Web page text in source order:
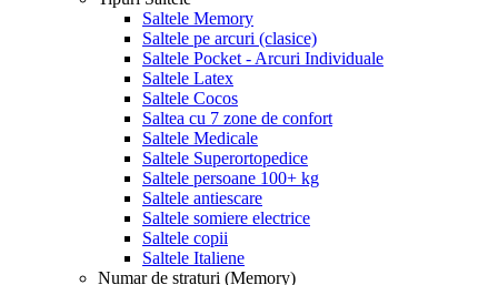
Saltele Memory
Saltele pe arcuri (clasice)
Saltele Pocket - Arcuri Individuale
Saltele Latex
Saltele Cocos
Saltea cu 7 zone de confort
Saltele Medicale
Saltele Superortopedice
Saltele persoane 100+ kg
Saltele antiescare
Saltele somiere electrice
Saltele copii
Saltele Italiene
Numar de straturi (Memory)